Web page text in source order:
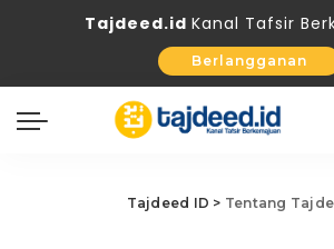
Tajdeed.id Kanal Tafsir
Berlangganan
Tajdeed ID > Tentang